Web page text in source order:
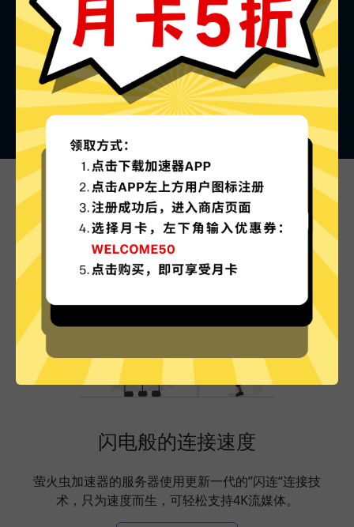
萤火虫加速器的特色
闪电般的连接速度
萤火虫加速器的服务器使用更新一代的”闪连“连接技
术，只为速度而生，可轻松支持4K流媒体。